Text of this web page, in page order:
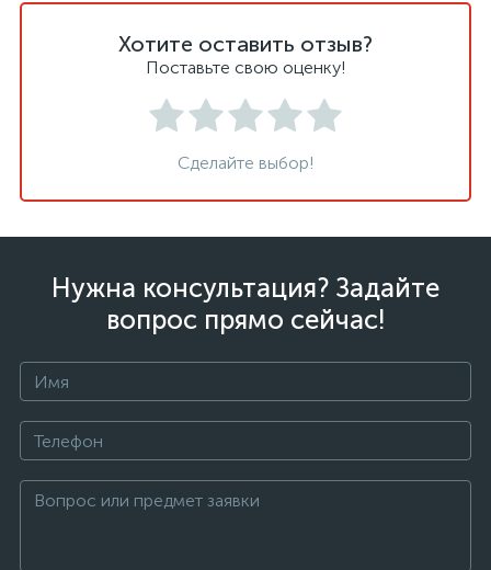
Хотите оставить отзыв?
Поставьте свою оценку!
Сделайте выбор!
Нужна консультация? Задайте
вопрос прямо сейчас!